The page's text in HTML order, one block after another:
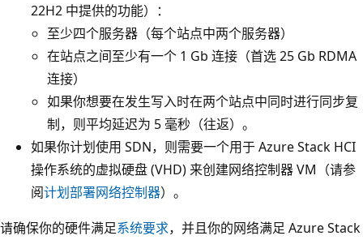
22H2 中提供的功能）：
至少四个服务器（每个站点中两个服务器）
在站点之间至少有一个 1 Gb 连接（首选 25 Gb RDMA
连接）
如果你想要在发生写入时在两个站点中同时进行同步复
制，则平均延迟为 5 毫秒（往返）。
如果你计划使用 SDN，则需要一个用于 Azure Stack HCI
操作系统的虚拟硬盘 (VHD) 来创建网络控制器 VM（请参
阅计划部署网络控制器）。
请确保你的硬件满足系统要求，并且你的网络满足 Azure Stack